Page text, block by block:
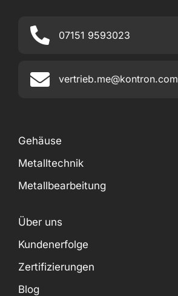
07151 9593023
vertrieb.me@kontron.com
Gehäuse
Metalltechnik
Metallbearbeitung
Über uns
Kundenerfolge
Zertifizierungen
Blog